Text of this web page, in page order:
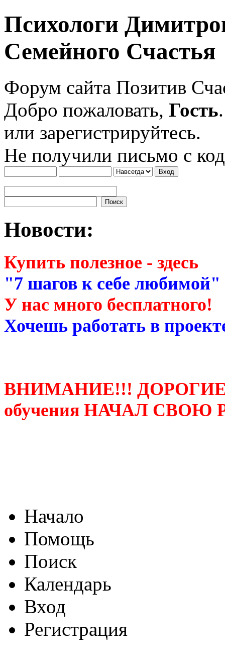
Психологи
Семейного Счастья
Форум сайта Позитив
Добро пожаловать, Гость
или зарегистрируйтесь.
Не получили письмо с
Новости:
Купить полезное - здесь
"7 шагов к себе
У нас много бесплатного!
Хочешь работать в
ВНИМАНИЕ!!!
обучения НАЧАЛ СВОЮ
Начало
Помощь
Поиск
Календарь
Вход
Регистрация